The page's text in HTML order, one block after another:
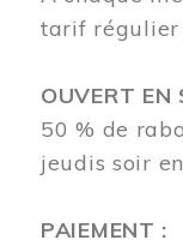
tarif régulier
OUVERT EN
50 % de
jeudis soir
PAIEMENT :